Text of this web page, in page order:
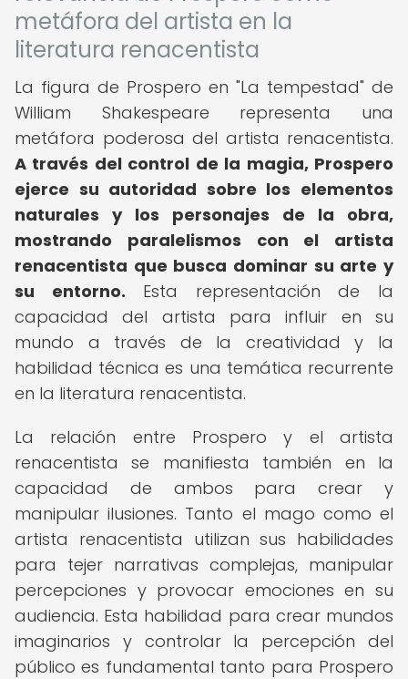
metáfora del artista en la
literatura renacentista
La figura de Prospero en "La tempestad" de
William Shakespeare representa una
metáfora poderosa del artista renacentista.
A través del control de la magia, Prospero
ejerce su autoridad sobre los elementos
naturales y los personajes de la obra,
mostrando paralelismos con el artista
renacentista que busca dominar su arte y
su entorno. Esta representación de la
capacidad del artista para influir en su
mundo a través de la creatividad y la
habilidad técnica es una temática recurrente
en la literatura renacentista.
La relación entre Prospero y el artista
renacentista se manifiesta también en la
capacidad de ambos para crear y
manipular ilusiones. Tanto el mago como el
artista renacentista utilizan sus habilidades
para tejer narrativas complejas, manipular
percepciones y provocar emociones en su
audiencia. Esta habilidad para crear mundos
imaginarios y controlar la percepción del
público es fundamental tanto para Prospero